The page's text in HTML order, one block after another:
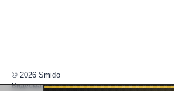
© 2026 Smido
Видеоматериалы встраиваются из открытых